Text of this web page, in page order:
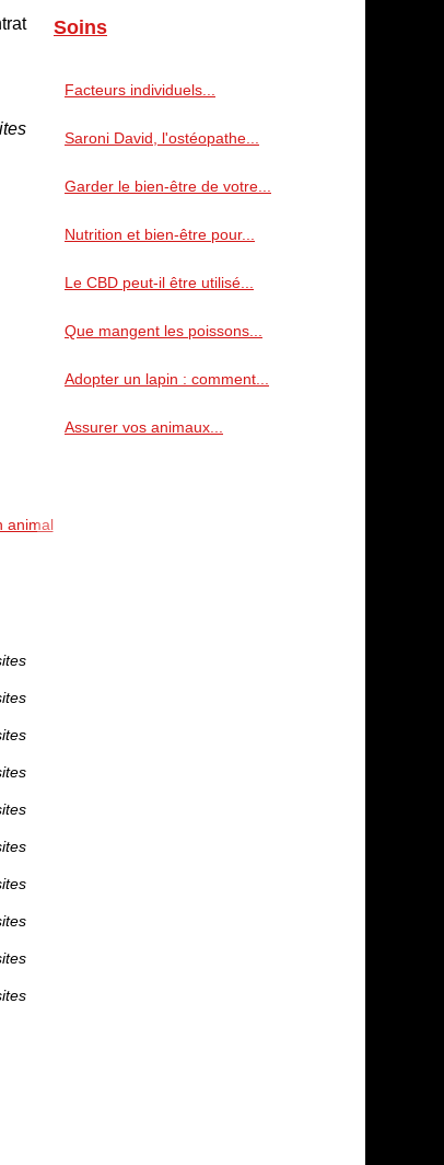
animal
Soins
Facteurs individuels...
Saroni David, l'ostéopathe...
Garder le bien-être de votre...
Nutrition et bien-être pour...
Le CBD peut-il être utilisé...
Que mangent les poissons...
Adopter un lapin : comment...
Assurer vos animaux...